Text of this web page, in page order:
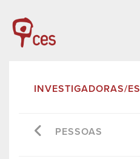
INVESTIGADORAS/ES
PESSOAS